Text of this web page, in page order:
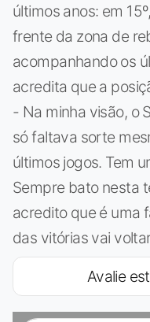
últimos anos: em
frente da zona de
acompanhando os
acredita que a
- Na minha visão, o
só faltava sorte
últimos jogos. Tem
Sempre bato nesta
acredito que é uma
das vitórias vai
Avalie